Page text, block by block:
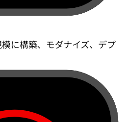
に構築、モダナイズ、デプ